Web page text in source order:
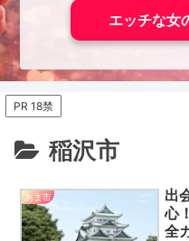
エッチな女
PR 18禁
稲沢市
あま市
出
心
全